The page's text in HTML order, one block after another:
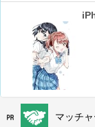
マッチャ